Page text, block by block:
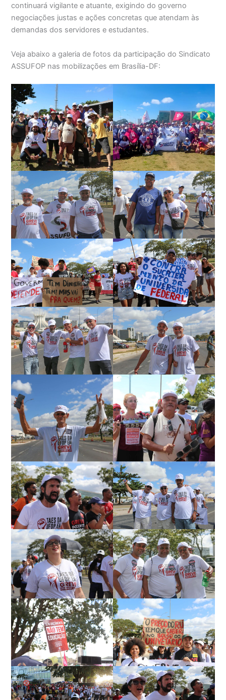
continuará vigilante e atuante, exigindo do governo
negociações justas e ações concretas que atendam às
demandas dos servidores e estudantes.
Veja abaixo a galeria de fotos da participação do Sindicato
ASSUFOP nas mobilizações em Brasília-DF: